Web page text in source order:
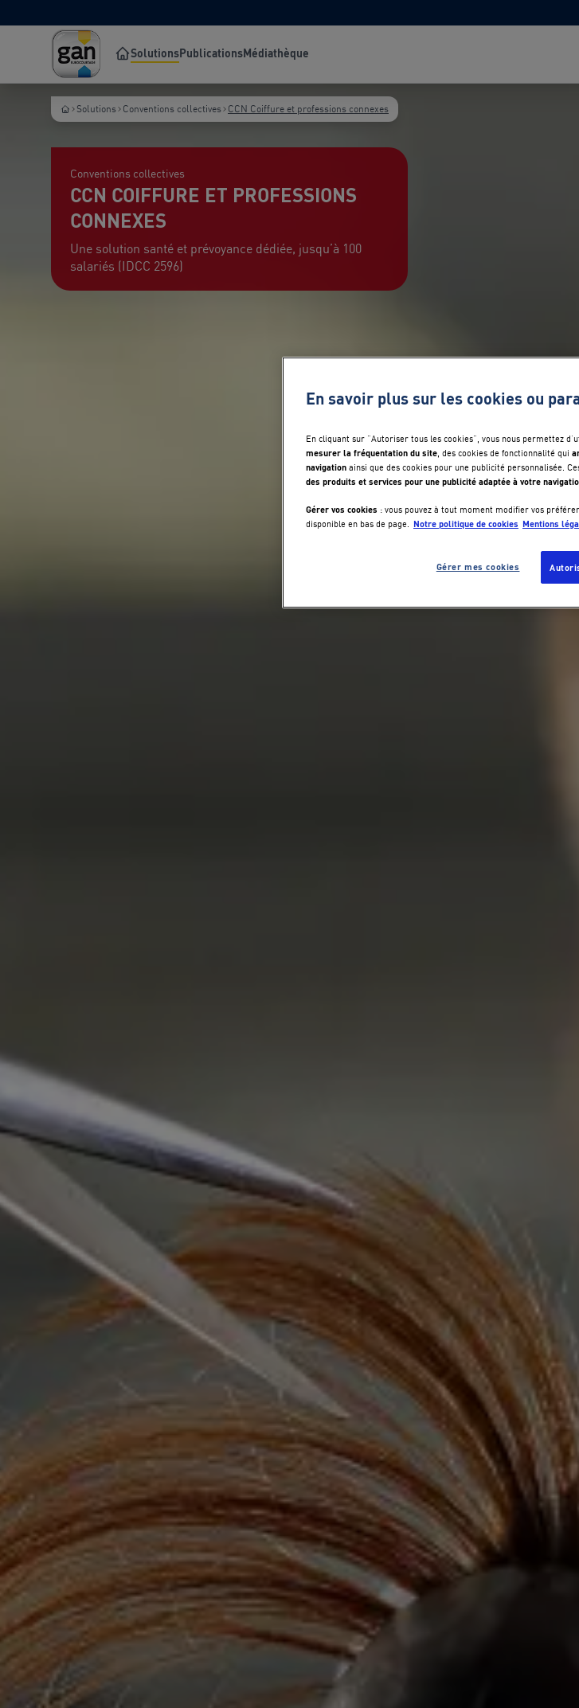
SolutionsPublicationsMédiathèque
Solutions Conventions collectives CCN Coiffure et professions connexes
Conventions collectives
CCN COIFFURE ET PROFESSIONS
CONNEXES
Une solution santé et prévoyance dédiée, jusqu’à 100
salariés (IDCC 2596)
En savoir plus sur les cookies ou
En cliquant sur "Autoriser tous les cookies", vous nous permettez
mesurer la fréquentation du site, des cookies de fonctionnalité qui
navigation ainsi que des cookies pour une publicité personnalisée.
des produits et services pour une publicité adaptée à votre
Gérer vos cookies : vous pouvez à tout moment modifier vos
disponible en bas de page. Notre politique de cookies Mentions
Gérer mes cookies